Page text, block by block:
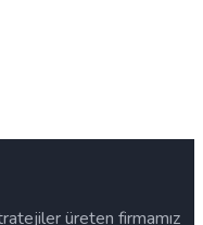
üreten firmamız